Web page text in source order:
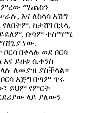
ማጨስን
እና ለስላሳ እሽግ
ከታሸገ በኋላ,
በጣም ተስማሚ
ነው.
በቀላሉ ወደ ቦርሳ
ይዘቱ ሲቀንስ
ለመያዝ ያስችላል።
እጅግ በጣም ጥሩ
ይህም የምርት
ላይ ያለውን